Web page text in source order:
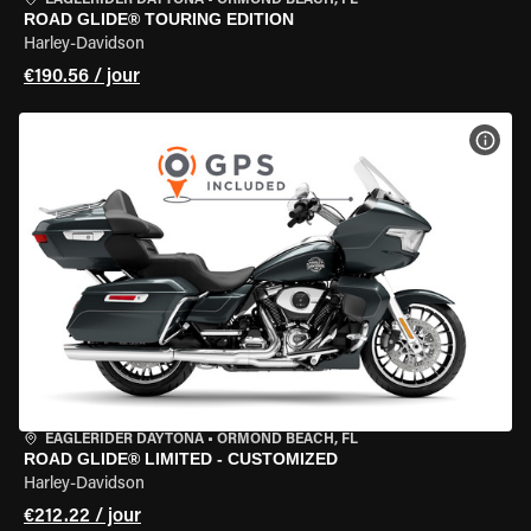
ROAD GLIDE® TOURING EDITION
Harley-Davidson
€190.56 / jour
EAGLERIDER DAYTONA • ORMOND BEACH, FL
ROAD GLIDE® LIMITED - CUSTOMIZED
Harley-Davidson
€212.22 / jour